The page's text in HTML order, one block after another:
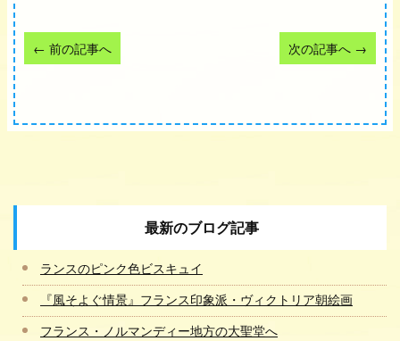
← 前の記事へ 次の記事へ →
最新のブログ記事
ランスのピンク色ビスキュイ
『風そよぐ情景』フランス印象派・ヴィクトリア朝絵画
フランス・ノルマンディー地方の大聖堂へ